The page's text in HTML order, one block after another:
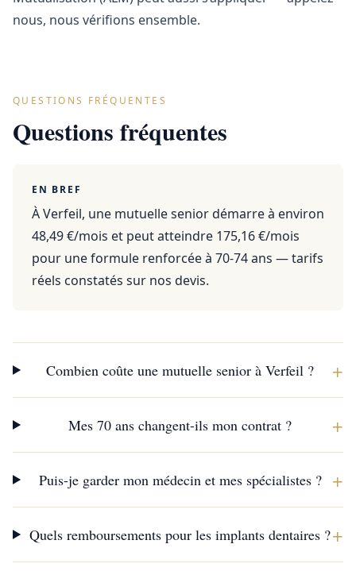
nous, nous vérifions ensemble.
QUESTIONS FRÉQUENTES
Questions fréquentes
EN BREF
À Verfeil, une mutuelle senior démarre à environ
48,49 €/mois et peut atteindre 175,16 €/mois
pour une formule renforcée à 70-74 ans — tarifs
réels constatés sur nos devis.
Combien coûte une mutuelle senior à Verfeil ? +
Mes 70 ans changent-ils mon contrat ? +
Puis-je garder mon médecin et mes spécialistes ? +
Quels remboursements pour les implants dentaires ?+